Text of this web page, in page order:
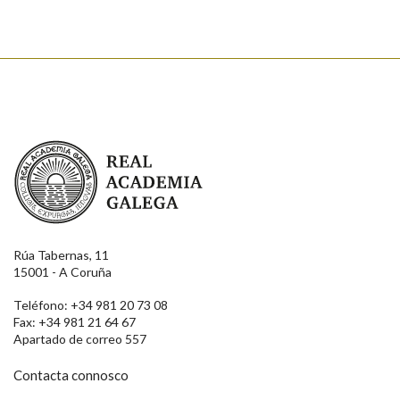
Real Academia Galega
Rúa Tabernas, 11
15001 - A Coruña
Teléfono: +34 981 20 73 08
Fax: +34 981 21 64 67
Apartado de correo 557
Contacta connosco